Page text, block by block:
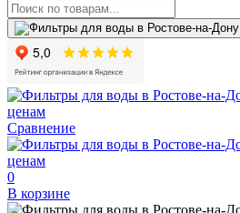
Сравнение
0
В корзине